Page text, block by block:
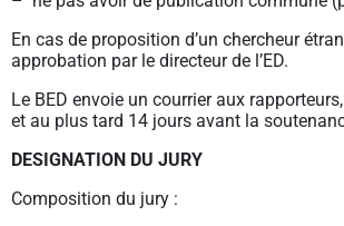
En cas de proposition d’un chercheur
approbation par le directeur de l’ED.
Le BED envoie un courrier aux
et au plus tard 14 jours avant la
DESIGNATION DU JURY
Composition du jury :